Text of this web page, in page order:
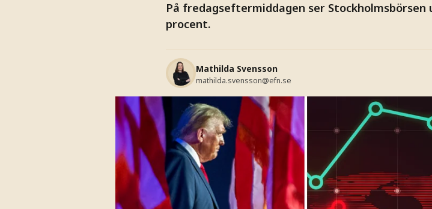
På fredagseftermiddagen ser
procent.
Mathilda Svensson
mathilda.svensson@efn.se